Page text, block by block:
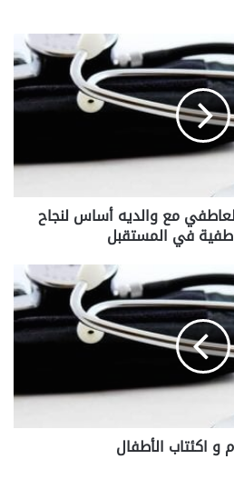
مع والديه أساس لنجاح
في المستقبل
و اكئتاب الأطفال